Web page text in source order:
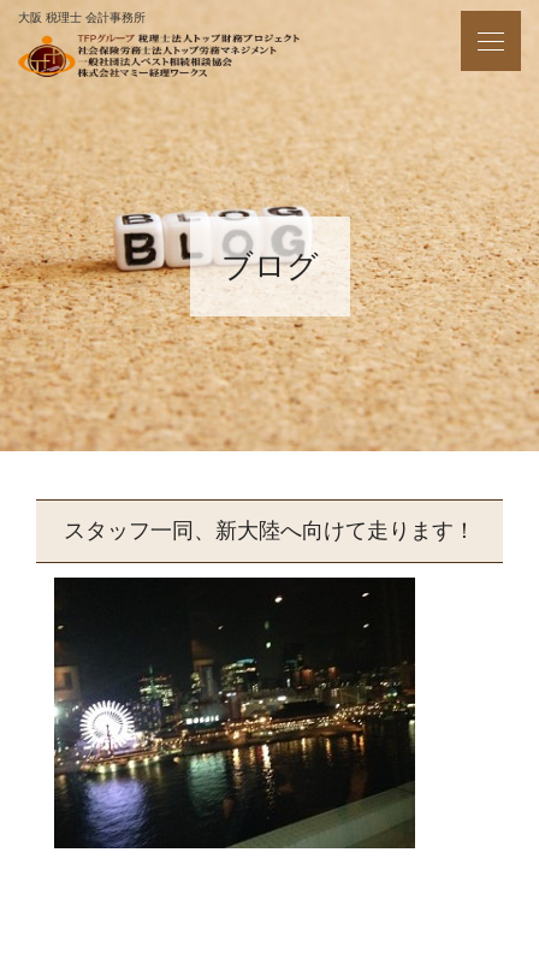
大阪 税理士 会計事務所
ブログ
スタッフ一同、新大陸へ向けて走ります！